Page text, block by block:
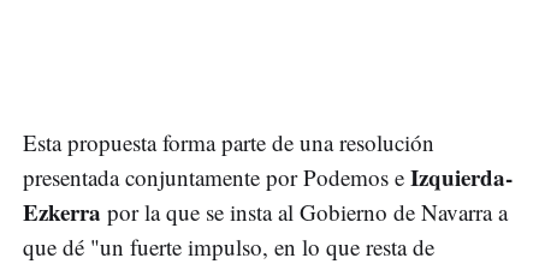
Esta propuesta forma parte de una resolución
presentada conjuntamente por Podemos e Izquierda-
Ezkerra por la que se insta al Gobierno de Navarra a
que dé "un fuerte impulso, en lo que resta de